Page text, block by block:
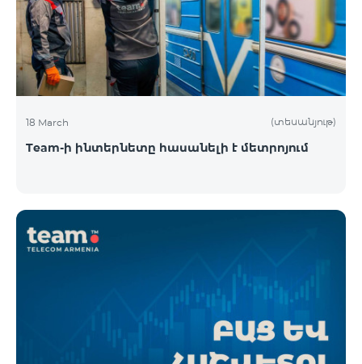
ծանոթանալ այստեղ։ Հարցերի դեպքում խնդրում
ենք զանգահարել «Տելեկոմ Արմենիա»
ընկերության +374-10-410410 հեռխոսահամար
18 March (տեսանյութ)
Team-ի ինտերնետը հասանելի է մետրոյում